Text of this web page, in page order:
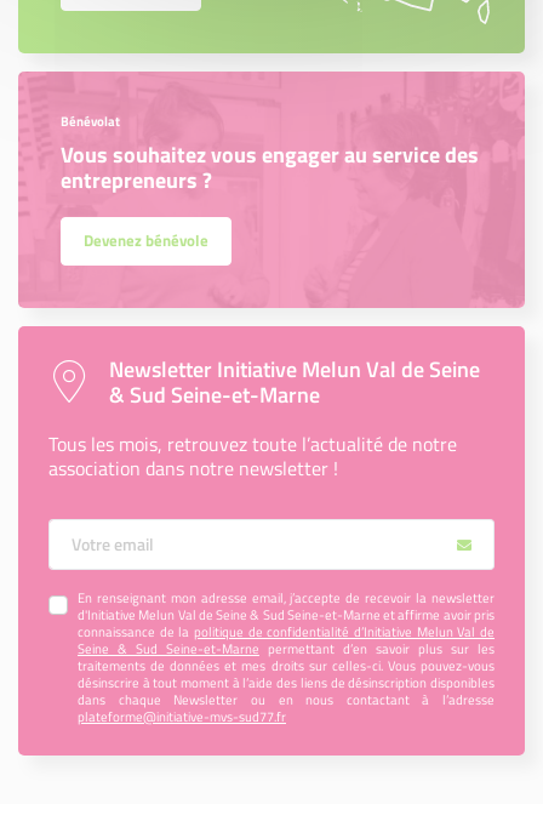
Bénévolat
Vous souhaitez vous engager au service des
entrepreneurs ?
Devenez bénévole
Newsletter Initiative Melun Val de Seine
& Sud Seine-et-Marne
Tous les mois, retrouvez toute l’actualité de notre
association dans notre newsletter !
Votre Email
En renseignant mon adresse email, j’accepte de recevoir la newsletter
d'Initiative Melun Val de Seine & Sud Seine-et-Marne et affirme avoir pris
connaissance de la politique de confidentialité d’Initiative Melun Val de
Seine & Sud Seine-et-Marne permettant d’en savoir plus sur les
traitements de données et mes droits sur celles-ci. Vous pouvez-vous
désinscrire à tout moment à l’aide des liens de désinscription disponibles
dans chaque Newsletter ou en nous contactant à l’adresse
plateforme@initiative-mvs-sud77.fr